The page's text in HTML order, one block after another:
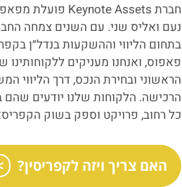
נעם ואליס שני. עם השנים צמחה
בתחום הליווי וההשקעות בנדל״ן
פאפוס, ואנחנו מעניקים
הראשוני ובחירת הנכס, דרך הליווי
הרכישה. הלקוחות שלנו יודעים שהם
כל רחוב, פרויקט וספק בשוק
האם צריך ויזה לקפריסין?